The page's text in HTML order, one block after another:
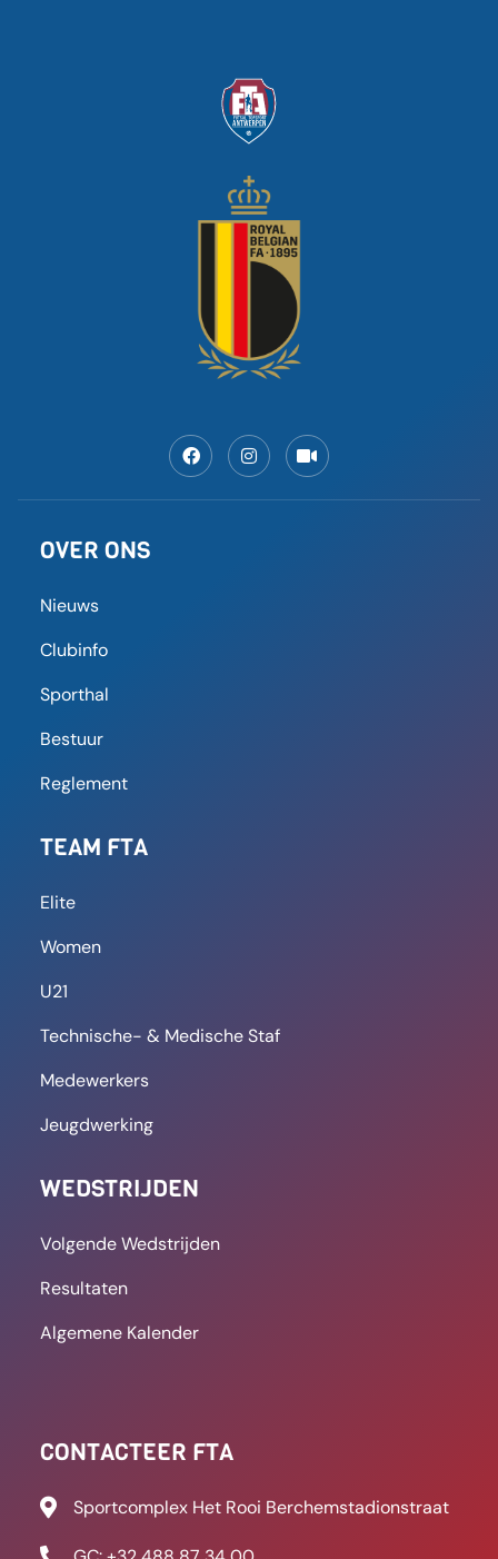
Maak van futsal een olympische
sport”: waarom gaat er zo weinig
aandacht naar zaalvoetbal?
heel België zijn. Het is zo gemakkelijk om ermee te
8 september 2025
FT Antwerpen laat zich niet
verrassen door FS Aarschot,
Khalid Moussaoui is beslissend
met drie goals en één assist: “Ik
ben nog niet versleten”
Uiteindelijk trok de thuisploeg aan het langste
Khaled Moussaoui kroonde
LEES MEER